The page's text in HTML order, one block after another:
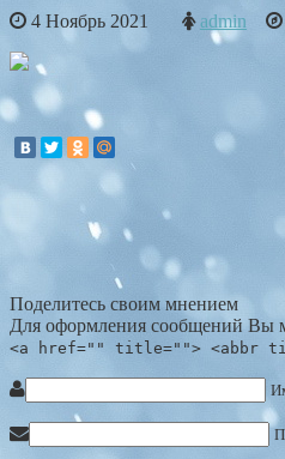
4 Ноябрь 2021 admin
Поделитесь своим мнением
Для оформления сообщений Вы
<a href="" title=""> <abbr